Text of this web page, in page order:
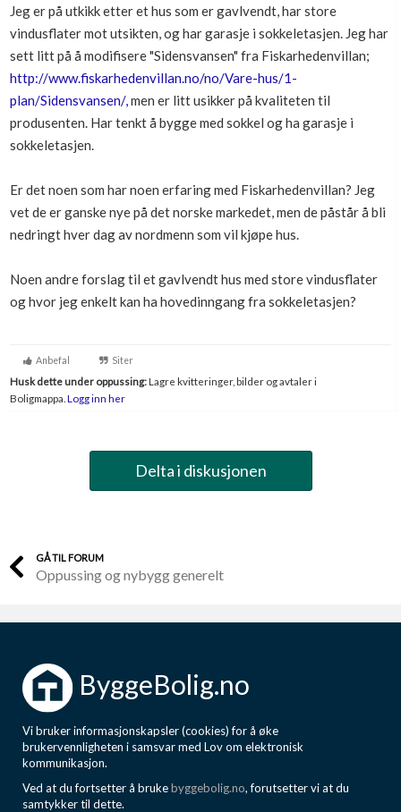
Boligmappa+
Få mer ut av Boligmappa
Nytt
Jeg er på utkikk etter et hus som er gavlvendt, har store
vindusflater mot utsikten, og har garasje i sokkeletasjen. Jeg har
sett litt på å modifisere "Sidensvansen" fra Fiskarhedenvillan;
http://www.fiskarhedenvillan.no/no/Vare-hus/1-
plan/Sidensvansen/,men er litt usikker på kvaliteten til
produsenten. Har tenkt å bygge med sokkel og ha garasje i
sokkeletasjen.
Er det noen som har noen erfaring med Fiskarhedenvillan? Jeg
vet de er ganske nye på det norske markedet, men de påstår å bli
nedringt hver dag av nordmenn som vil kjøpe hus.
Noen andre forslag til et gavlvendt hus med store vindusflater
og hvor jeg enkelt kan ha hovedinngang fra sokkeletasjen?
Anbefal Siter
Husk dette under oppussing:Lagre kvitteringer, bilder og avtaler i
Boligmappa. Logg inn her
Delta i diskusjonen
GÅ TIL FORUM
Oppussing og nybygg generelt
ByggeBolig.no
Vi bruker informasjonskapsler (cookies) for å øke
brukervennligheten i samsvar med Lov om elektronisk
kommunikasjon.
Ved at du fortsetter å brukebyggebolig.no, forutsetter vi at du
samtykker til dette.